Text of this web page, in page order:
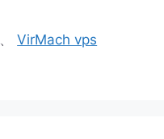
、VirMach vps